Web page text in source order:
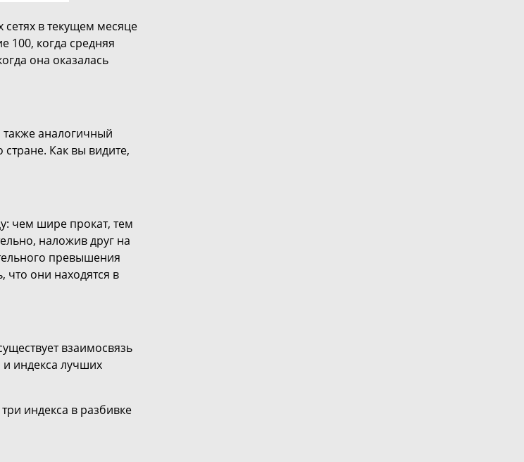
сетях в текущем месяце
100, когда средняя
она оказалась
также аналогичный
Как вы видите,
чем шире прокат, тем
наложив друг на
превышения
что они находятся в
взаимосвязь
индекса лучших
индекса в разбивке